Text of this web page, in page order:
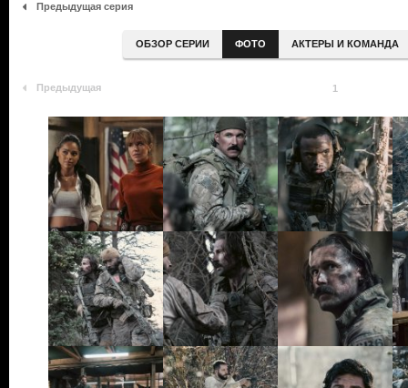
Предыдущая серия
ОБЗОР СЕРИИ ФОТО АКТЕРЫ И КОМАНДА
Предыдущая 1